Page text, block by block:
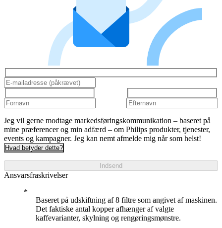
Jeg vil gerne modtage markedsføringskommunikation – baseret på
mine præferencer og min adfærd – om Philips produkter, tjenester,
events og kampagner. Jeg kan nemt afmelde mig når som helst!
Hvad betyder dette?
Indsend
Ansvarsfraskrivelser
Baseret på udskiftning af 8 filtre som angivet af maskinen.
Det faktiske antal kopper afhænger af valgte
kaffevarianter, skylning og rengøringsmønstre.